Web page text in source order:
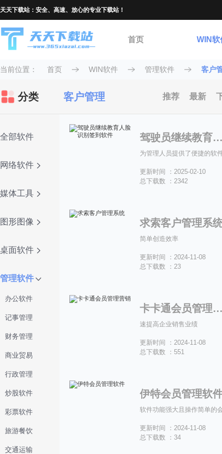
天天下载站：安全、高速、放心的专业下载站！
首页 WIN软
当前位置： 首页 WIN软件 管理软件 客户
分类 客户管理 推荐 最新
全部软件
网络软件
媒体工具
图形图像
桌面软件
管理软件
办公软件
记事管理
财务管理
商业贸易
行政管理
炒股软件
彩票软件
旅游餐饮
交通运输
驾驶员继续教育人脸识
为管理人员提供了便捷的软
更新时间 ：2025-02-10
总下载数 ：2342
求索客户管理系
简单创造效率
更新时间 ：2024-11-08
总下载数 ：23
卡卡通会员管
速提高企业销售业绩
更新时间 ：2024-11-08
总下载数 ：551
伊特会员管理软
更新时间 ：2024-11-08
总下载数 ：34